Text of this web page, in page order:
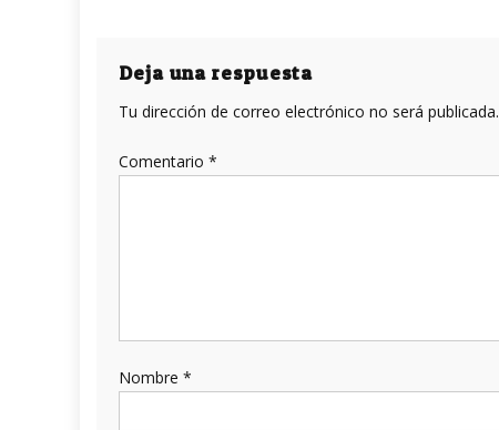
Deja una respuesta
Tu dirección de correo electrónico no será publicada.
Comentario *
Nombre *